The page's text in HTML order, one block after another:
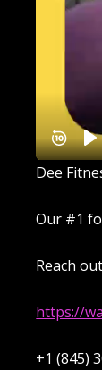
Dee
Our #1
Reach
https://
‪+1 (845)